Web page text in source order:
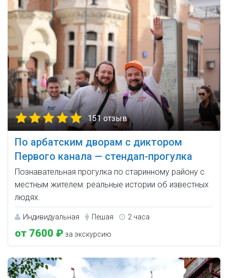
151 отзыв
По арбатским дворам с диктором
Первого канала — стендап-прогулка
Познавательная прогулка по старинному району с
местным жителем: реальные истории об известных
людях.
Индивидуальная Пешая 2 часа
от 7600 ₽ за экскурсию